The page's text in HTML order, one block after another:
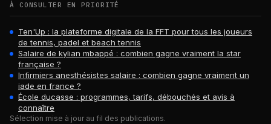
À CONSULTER EN PRIORITÉ
Ten'Up : la plateforme digitale de la FFT pour tous les joueurs
de tennis, padel et beach tennis
Salaire de kylian mbappé : combien gagne vraiment la star
française ?
Infirmiers anesthésistes salaire : combien gagne vraiment un
iade en france ?
École ducasse : programmes, tarifs, débouchés et avis à
connaître
Sélection mise à jour au fil des publications.